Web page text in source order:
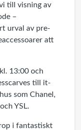
till visning av
–
urval av pre-
att
13:00 och
till it-
som Chanel,
YSL.
i fantastiskt